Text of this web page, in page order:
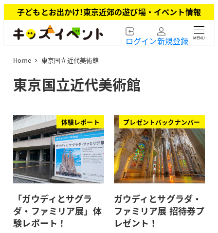
イ
子どもとお出かけ!東京近郊の遊び場・イベント情報
ログイン新規登録 MENU
Home 東京国立近代美術館
東京国立近代美術館
体験レポート
「ガウディとサグラ
ダ・ファミリア展」体
験レポート！
プレゼントバックナンバー
ガウディとサグラダ・
ファミリア展 招待券プ
レゼント！